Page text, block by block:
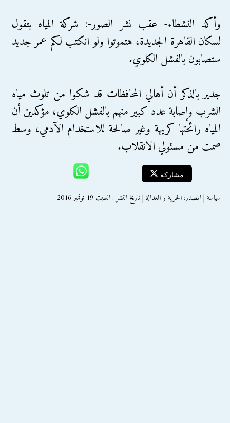
وأكد النشطاء- عقب نشر الصور-: شركة المياه بتقول
لسكان القاهرة الجديدة، هتموتوا ولو انكتب لكم عمر جديد
ستصابون بالفشل الكلوي.
جدير بالذكر أن أهالي المحافظات قد شكوا من تلوث مياه
الشرب وإصابة عدد كبير منهم بالفشل الكلوي، مؤكدين أن
المياه رائحتها كريهة وغير صالحة للاستخدام الآدمي، وسط
صمت من مسئولي الانقلاب.
مشاركة
سياسة | المصدر: الحرية و العدالة | تاريخ النشر : السبت 19 نوفمبر 2016